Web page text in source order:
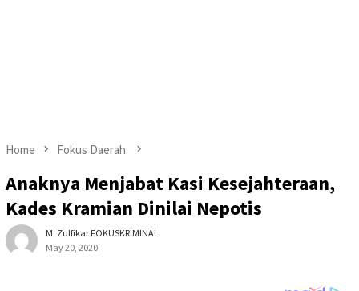
Home Fokus Daerah.
Anaknya Menjabat Kasi Kesejahteraan,
Kades Kramian Dinilai Nepotis
M. Zulfikar FOKUSKRIMINAL
May 20, 2020